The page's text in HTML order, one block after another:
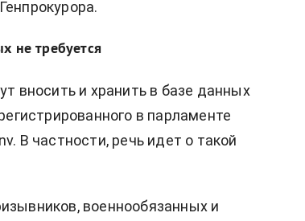
не требуется
вносить и хранить в базе данных
в парламенте
В частности, речь идет о такой
военнообязанных и